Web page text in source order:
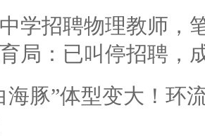
学招聘物理教师，
局：已叫停招聘，
海豚”体型变大！环